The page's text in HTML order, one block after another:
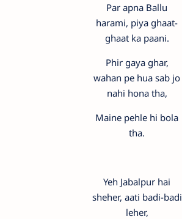
Par apna Ballu
harami, piya ghaat-
ghaat ka paani.
Phir gaya ghar,
wahan pe hua sab jo
nahi hona tha,
Maine pehle hi bola
tha.
Yeh Jabalpur hai
sheher, aati badi-badi
leher,